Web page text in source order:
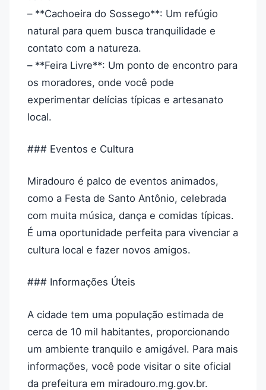
– **Cachoeira do Sossego**: Um refúgio
natural para quem busca tranquilidade e
contato com a natureza.
– **Feira Livre**: Um ponto de encontro para
os moradores, onde você pode
experimentar delícias típicas e artesanato
local.
### Eventos e Cultura
Miradouro é palco de eventos animados,
como a Festa de Santo Antônio, celebrada
com muita música, dança e comidas típicas.
É uma oportunidade perfeita para vivenciar a
cultura local e fazer novos amigos.
### Informações Úteis
A cidade tem uma população estimada de
cerca de 10 mil habitantes, proporcionando
um ambiente tranquilo e amigável. Para mais
informações, você pode visitar o site oficial
da prefeitura em miradouro.mg.gov.br.